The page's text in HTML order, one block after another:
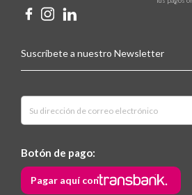
Suscríbete a nuestro Newsletter
Botón de pago:
Pagar aquí con